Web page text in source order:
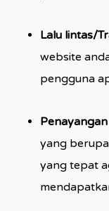
Lalu lintas/
website
pengguna
yang
yang tepat